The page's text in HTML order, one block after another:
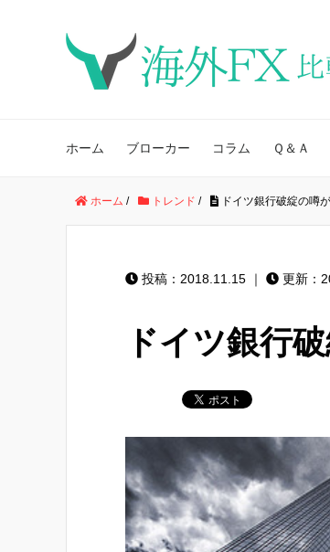
ホーム ブローカー コラム Ｑ＆Ａ
ホーム / トレンド / ドイツ銀行破綻の噂
投稿：2018.11.15 ｜ 更新：
ドイツ銀行